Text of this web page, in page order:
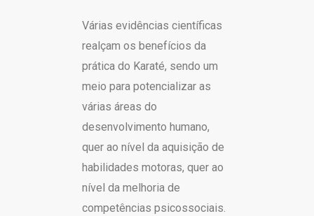
Várias evidências científicas
realçam os benefícios da
prática do Karaté, sendo um
meio para potencializar as
várias áreas do
desenvolvimento humano,
quer ao nível da aquisição de
habilidades motoras, quer ao
nível da melhoria de
competências psicossociais.